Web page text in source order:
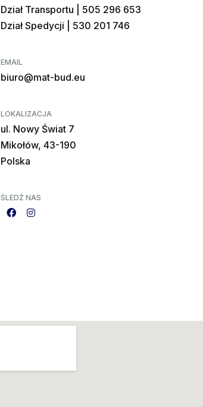
Dział Transportu | 505 296 653
Dział Spedycji | 530 201 746
EMAIL
biuro@mat-bud.eu
LOKALIZACJA
ul. Nowy Świat 7
Mikołów, 43-190
Polska
ŚLEDŹ NAS